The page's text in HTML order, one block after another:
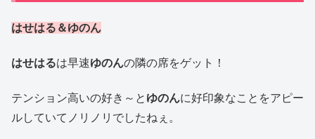
はせはる＆ゆのん
はせはるは早速ゆのんの隣の席をゲット！
テンション高いの好き～と ゆのんに好印象なことをアピー
ルしていてノリノリでしたねぇ。